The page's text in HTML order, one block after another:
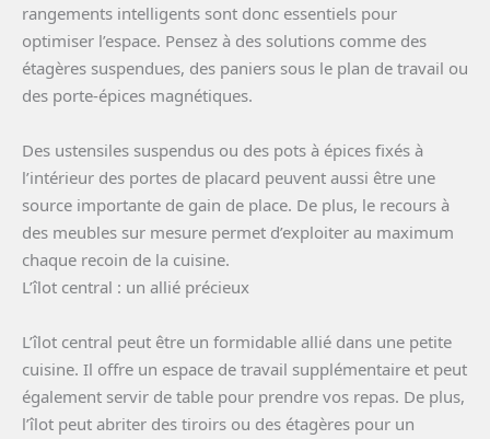
rangements intelligents sont donc essentiels pour
optimiser l’espace. Pensez à des solutions comme des
étagères suspendues, des paniers sous le plan de travail ou
des porte-épices magnétiques.
Des ustensiles suspendus ou des pots à épices fixés à
l’intérieur des portes de placard peuvent aussi être une
source importante de gain de place. De plus, le recours à
des meubles sur mesure permet d’exploiter au maximum
chaque recoin de la cuisine.
L’îlot central : un allié précieux
L’îlot central peut être un formidable allié dans une petite
cuisine. Il offre un espace de travail supplémentaire et peut
également servir de table pour prendre vos repas. De plus,
l’îlot peut abriter des tiroirs ou des étagères pour un